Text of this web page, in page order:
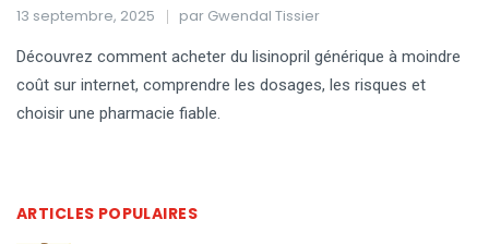
13 septembre, 2025 par Gwendal Tissier
Découvrez comment acheter du lisinopril générique à moindre
coût sur internet, comprendre les dosages, les risques et
choisir une pharmacie fiable.
ARTICLES POPULAIRES